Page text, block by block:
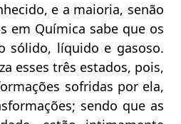
e a maioria, senão
em Química sabe que os
sólido, líquido e gasoso.
esses três estados, pois,
sofridas por ela,
sendo que as